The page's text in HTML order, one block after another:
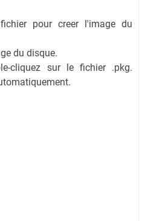
pour creer l'image du
du disque.
cliquez sur le fichier .pkg.